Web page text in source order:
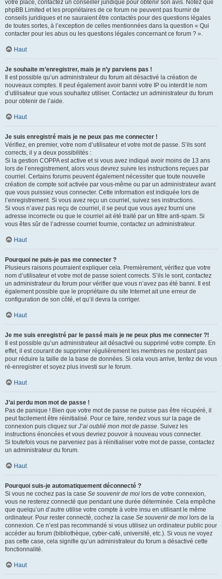
votre place, contactez un conseiller juridique pour obtenir son avis. Notez que
phpBB Limited et les propriétaires de ce forum ne peuvent pas fournir de
conseils juridiques et ne sauraient être contactés pour des questions légales
de toutes sortes, à l’exception de celles mentionnées dans la question « Qui
contacter pour les abus ou les questions légales concernant ce forum ? ».
Haut
Je souhaite m’enregistrer, mais je n’y parviens pas !
Il est possible qu’un administrateur du forum ait désactivé la création de
nouveaux comptes. Il peut également avoir banni votre IP ou interdit le nom
d’utilisateur que vous souhaitez utiliser. Contactez un administrateur du forum
pour obtenir de l’aide.
Haut
Je suis enregistré mais je ne peux pas me connecter !
Vérifiez, en premier, votre nom d’utilisateur et votre mot de passe. S’ils sont
corrects, il y a deux possibilités :
Si la gestion COPPA est active et si vous avez indiqué avoir moins de 13 ans
lors de l’enregistrement, alors vous devrez suivre les instructions reçues par
courriel. Certains forums peuvent également nécessiter que toute nouvelle
création de compte soit activée par vous-même ou par un administrateur avant
que vous puissiez vous connecter. Cette information est indiquée lors de
l’enregistrement. Si vous avez reçu un courriel, suivez ses instructions.
Si vous n’avez pas reçu de courriel, il se peut que vous ayez fourni une
adresse incorrecte ou que le courriel ait été traité par un filtre anti-spam. Si
vous êtes sûr de l’adresse courriel fournie, contactez un administrateur.
Haut
Pourquoi ne puis-je pas me connecter ?
Plusieurs raisons pourraient expliquer cela. Premièrement, vérifiez que votre
nom d’utilisateur et votre mot de passe soient corrects. S’ils le sont, contactez
un administrateur du forum pour vérifier que vous n’avez pas été banni. Il est
également possible que le propriétaire du site Internet ait une erreur de
configuration de son côté, et qu’il devra la corriger.
Haut
Je me suis enregistré par le passé mais je ne peux plus me connecter ?!
Il est possible qu’un administrateur ait désactivé ou supprimé votre compte. En
effet, il est courant de supprimer régulièrement les membres ne postant pas
pour réduire la taille de la base de données. Si cela vous arrive, tentez de vous
ré-enregistrer et soyez plus investi sur le forum.
Haut
J’ai perdu mon mot de passe !
Pas de panique ! Bien que votre mot de passe ne puisse pas être récupéré, il
peut facilement être réinitialisé. Pour ce faire, rendez vous sur la page de
connexion puis cliquez sur J’ai oublié mon mot de passe. Suivez les
instructions énoncées et vous devriez pouvoir à nouveau vous connecter.
Si toutefois vous ne parveniez pas à réinitialiser votre mot de passe, contactez
un administrateur du forum.
Haut
Pourquoi suis-je automatiquement déconnecté ?
Si vous ne cochez pas la case Se souvenir de moi lors de votre connexion,
vous ne resterez connecté que pendant une durée déterminée. Cela empêche
que quelqu’un d’autre utilise votre compte à votre insu en utilisant le même
ordinateur. Pour rester connecté, cochez la case Se souvenir de moi lors de la
connexion. Ce n’est pas recommandé si vous utilisez un ordinateur public pour
accéder au forum (bibliothèque, cyber-café, université, etc.). Si vous ne voyez
pas cette case, cela signifie qu’un administrateur du forum a désactivé cette
fonctionnalité.
Haut